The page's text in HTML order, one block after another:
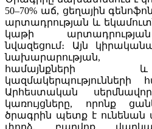
50–70% աճ, ցեղային
արտադրության և
կաթի արտադրության
նվազեցում։ Այն
նախարարության,
համայնքների
կազմակերպությունների
Արհեստական
կառույցները, որոնք
ծրագրին պետք է
փորձ, բարվոք